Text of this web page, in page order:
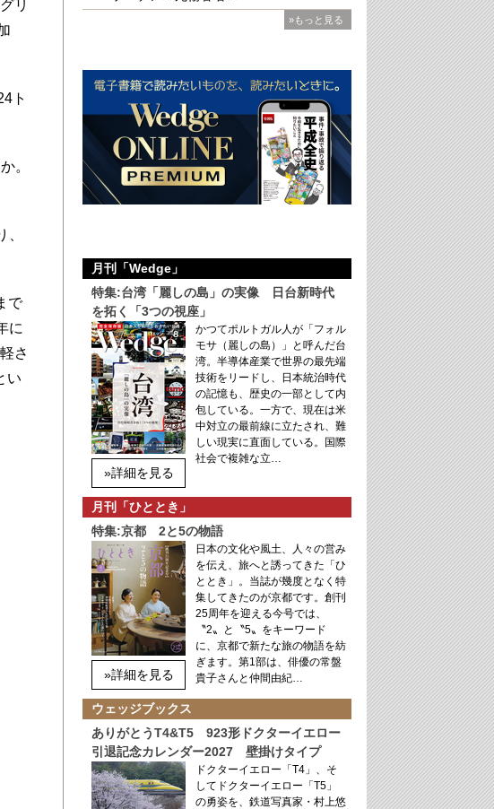
リ
ト
。
で
に
さ
い
»もっと見る
月刊「Wedge」
特集:台湾「麗しの島」の実像 日台新時代
を拓く「3つの視座」
»詳細を見る
かつてポルトガル人が「フォル
モサ（麗しの島）」と呼んだ台
湾。半導体産業で世界の最先端
技術をリードし、日本統治時代
の記憶も、歴史の一部として内
包している。一方で、現在は米
中対立の最前線に立たされ、難
しい現実に直面している。国際
社会で複雑な立…
月刊「ひととき」
特集:京都 2と5の物語
»詳細を見る
日本の文化や風土、人々の営み
を伝え、旅へと誘ってきた「ひ
ととき」。当誌が幾度となく特
集してきたのが京都です。創刊
25周年を迎える今号では、
〝2〟と〝5〟をキーワード
に、京都で新たな旅の物語を紡
ぎます。第1部は、俳優の常盤
貴子さんと仲間由紀…
ウェッジブックス
ありがとうT4&T5 923形ドクターイエロー
引退記念カレンダー2027 壁掛けタイプ
ドクターイエロー「T4」、そ
してドクターイエロー「T5」
の勇姿を、鉄道写真家・村上悠